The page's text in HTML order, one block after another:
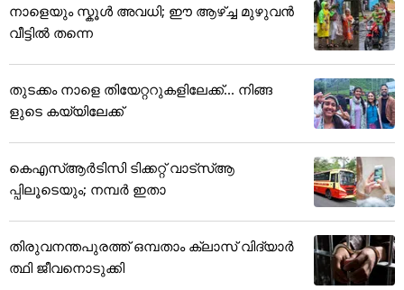
നാളെയും സ്കൂൾ അവധി; ഈ ആഴ്ച്ച മുഴുവൻ
വീട്ടിൽ തന്നെ
തുടക്കം നാളെ തിയേറ്ററുകളിലേക്ക്... നിങ്ങ
ളുടെ കയ്യിലേക്ക്
കെഎസ്ആർടിസി ടിക്കറ്റ് വാട്‌സ്ആ
പ്പിലൂടെയും; നമ്പർ ഇതാ
തിരുവനന്തപുരത്ത് ഒമ്പതാം ക്ലാസ് വിദ്യാർ
ത്ഥി ജീവനൊടുക്കി